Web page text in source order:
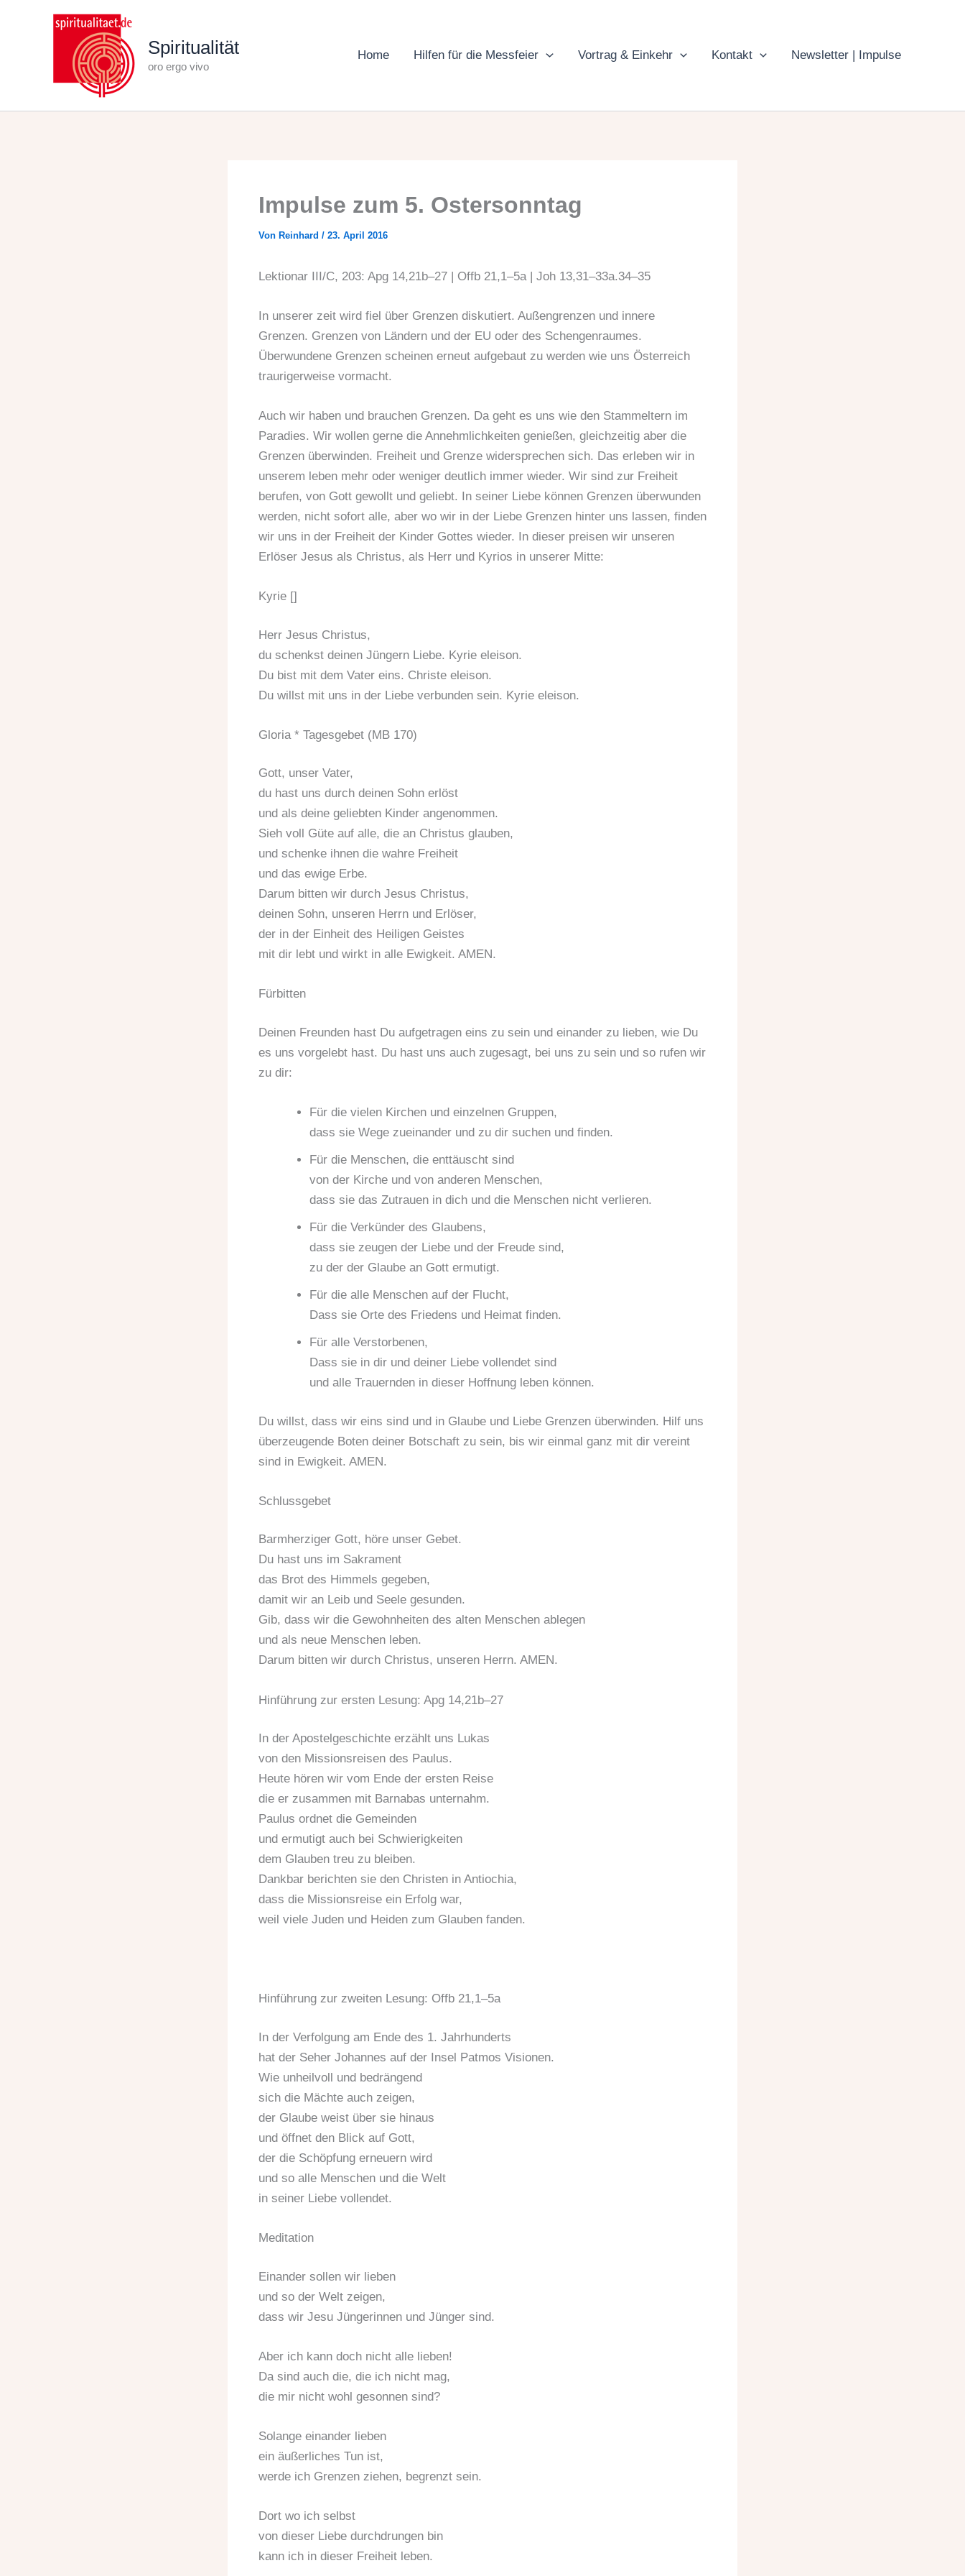
Spiritualität
oro ergo vivo
Home Hilfen für die Messfeier Vortrag & Einkehr Kontakt Newsletter | Impulse
Impulse zum 5. Ostersonntag
Von Reinhard / 23. April 2016
Lektionar III/C, 203: Apg 14,21b–27 | Offb 21,1–5a | Joh 13,31–33a.34–35
In unserer zeit wird fiel über Grenzen diskutiert. Außengrenzen und innere
Grenzen. Grenzen von Ländern und der EU oder des Schengenraumes.
Überwundene Grenzen scheinen erneut aufgebaut zu werden wie uns Österreich
traurigerweise vormacht.
Auch wir haben und brauchen Grenzen. Da geht es uns wie den Stammeltern im
Paradies. Wir wollen gerne die Annehmlichkeiten genießen, gleichzeitig aber die
Grenzen überwinden. Freiheit und Grenze widersprechen sich. Das erleben wir in
unserem leben mehr oder weniger deutlich immer wieder. Wir sind zur Freiheit
berufen, von Gott gewollt und geliebt. In seiner Liebe können Grenzen überwunden
werden, nicht sofort alle, aber wo wir in der Liebe Grenzen hinter uns lassen, finden
wir uns in der Freiheit der Kinder Gottes wieder. In dieser preisen wir unseren
Erlöser Jesus als Christus, als Herr und Kyrios in unserer Mitte:
Kyrie []
Herr Jesus Christus,
du schenkst deinen Jüngern Liebe. Kyrie eleison.
Du bist mit dem Vater eins. Christe eleison.
Du willst mit uns in der Liebe verbunden sein. Kyrie eleison.
Gloria * Tagesgebet (MB 170)
Gott, unser Vater,
du hast uns durch deinen Sohn erlöst
und als deine geliebten Kinder angenommen.
Sieh voll Güte auf alle, die an Christus glauben,
und schenke ihnen die wahre Freiheit
und das ewige Erbe.
Darum bitten wir durch Jesus Christus,
deinen Sohn, unseren Herrn und Erlöser,
der in der Einheit des Heiligen Geistes
mit dir lebt und wirkt in alle Ewigkeit. AMEN.
Fürbitten
Deinen Freunden hast Du aufgetragen eins zu sein und einander zu lieben, wie Du
es uns vorgelebt hast. Du hast uns auch zugesagt, bei uns zu sein und so rufen wir
zu dir:
Für die vielen Kirchen und einzelnen Gruppen,
dass sie Wege zueinander und zu dir suchen und finden.
Für die Menschen, die enttäuscht sind
von der Kirche und von anderen Menschen,
dass sie das Zutrauen in dich und die Menschen nicht verlieren.
Für die Verkünder des Glaubens,
dass sie zeugen der Liebe und der Freude sind,
zu der der Glaube an Gott ermutigt.
Für die alle Menschen auf der Flucht,
Dass sie Orte des Friedens und Heimat finden.
Für alle Verstorbenen,
Dass sie in dir und deiner Liebe vollendet sind
und alle Trauernden in dieser Hoffnung leben können.
Du willst, dass wir eins sind und in Glaube und Liebe Grenzen überwinden. Hilf uns
überzeugende Boten deiner Botschaft zu sein, bis wir einmal ganz mit dir vereint
sind in Ewigkeit. AMEN.
Schlussgebet
Barmherziger Gott, höre unser Gebet.
Du hast uns im Sakrament
das Brot des Himmels gegeben,
damit wir an Leib und Seele gesunden.
Gib, dass wir die Gewohnheiten des alten Menschen ablegen
und als neue Menschen leben.
Darum bitten wir durch Christus, unseren Herrn. AMEN.
Hinführung zur ersten Lesung: Apg 14,21b–27
In der Apostelgeschichte erzählt uns Lukas
von den Missionsreisen des Paulus.
Heute hören wir vom Ende der ersten Reise
die er zusammen mit Barnabas unternahm.
Paulus ordnet die Gemeinden
und ermutigt auch bei Schwierigkeiten
dem Glauben treu zu bleiben.
Dankbar berichten sie den Christen in Antiochia,
dass die Missionsreise ein Erfolg war,
weil viele Juden und Heiden zum Glauben fanden.
Hinführung zur zweiten Lesung: Offb 21,1–5a
In der Verfolgung am Ende des 1. Jahrhunderts
hat der Seher Johannes auf der Insel Patmos Visionen.
Wie unheilvoll und bedrängend
sich die Mächte auch zeigen,
der Glaube weist über sie hinaus
und öffnet den Blick auf Gott,
der die Schöpfung erneuern wird
und so alle Menschen und die Welt
in seiner Liebe vollendet.
Meditation
Einander sollen wir lieben
und so der Welt zeigen,
dass wir Jesu Jüngerinnen und Jünger sind.
Aber ich kann doch nicht alle lieben!
Da sind auch die, die ich nicht mag,
die mir nicht wohl gesonnen sind?
Solange einander lieben
ein äußerliches Tun ist,
werde ich Grenzen ziehen, begrenzt sein.
Dort wo ich selbst
von dieser Liebe durchdrungen bin
kann ich in dieser Freiheit leben.